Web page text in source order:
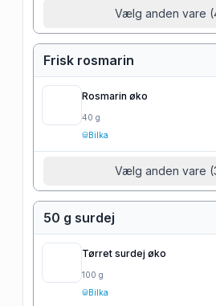
Vælg anden vare
Frisk rosmarin
Rosmarin øko
40 g
Bilka
Vælg anden vare
50 g surdej
Tørret surdej øko
100 g
Bilka